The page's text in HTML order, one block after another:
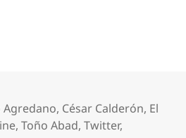
, César Calderón, El
,Toño Abad,Twitter,